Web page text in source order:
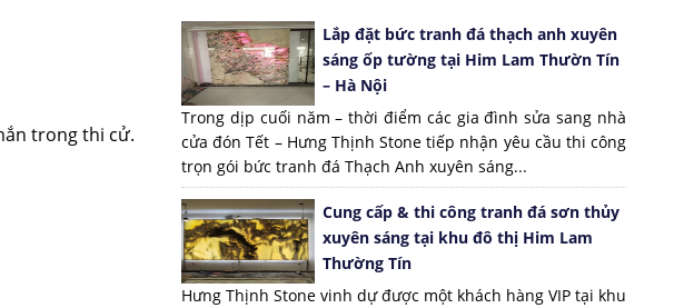
trong thi cử.
Lắp đặt bức tranh đá thạch anh xuyên
sáng ốp tường tại Him Lam Thườn Tín
– Hà Nội
Trong dịp cuối năm – thời điểm các gia đình sửa sang nhà
cửa đón Tết – Hưng Thịnh Stone tiếp nhận yêu cầu thi công
trọn gói bức tranh đá Thạch Anh xuyên sáng...
Cung cấp & thi công tranh đá sơn thủy
xuyên sáng tại khu đô thị Him Lam
Thường Tín
Hưng Thịnh Stone vinh dự được một khách hàng VIP tại khu